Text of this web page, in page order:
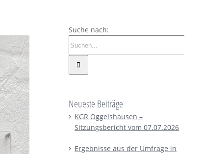
Suche nach:
Neueste Beiträge
KGR Oggelshausen –
Sitzungsbericht vom 07.07.2026
Ergebnisse aus der Umfrage in